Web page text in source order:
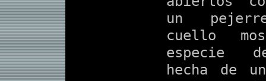
un
cuello
especie
hecha de